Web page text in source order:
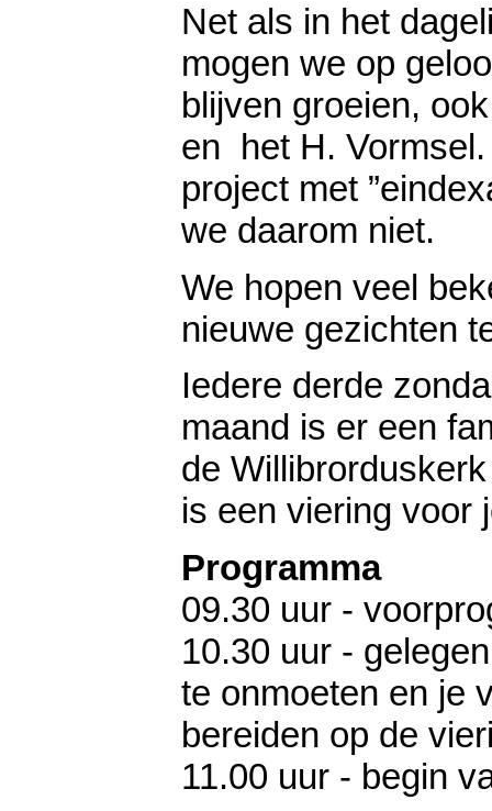
Net als in het
mogen we op
blijven groeien,
en het H.
project met
we daarom niet.
We hopen veel
nieuwe gezichten
Iedere derde
maand is er een
de
is een viering voor
Programma
09.30 uur -
10.30 uur -
te onmoeten en je
bereiden op de
11.00 uur - begin